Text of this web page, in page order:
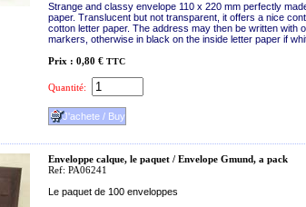
Strange and classy envelope 110 x 220 mm perfectly
paper. Translucent but not transparent, it offers a nice
cotton letter paper. The address may then be written with
markers, otherwise in black on the inside letter paper if
Prix : 0,80 € TTC
Quantité:
Enveloppe calque, le paquet / Envelope Gmund, a pack
Ref: PA06241
Le paquet de 100 enveloppes